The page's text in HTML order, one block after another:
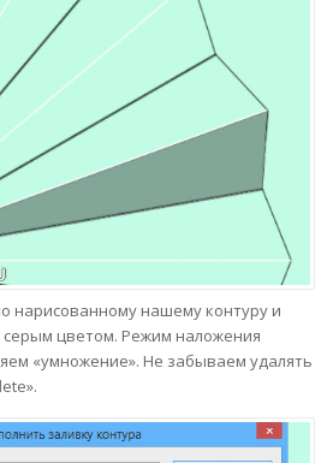
нарисованному нашему контуру и
цветом. Режим наложения
«умножение». Не забываем удалять